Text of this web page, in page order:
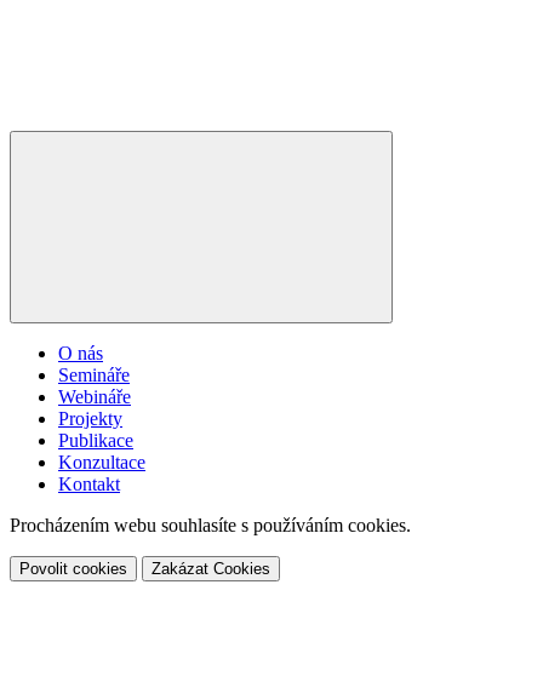
O nás
Semináře
Webináře
Projekty
Publikace
Konzultace
Kontakt
Procházením webu souhlasíte s používáním cookies.
Povolit cookies Zakázat Cookies